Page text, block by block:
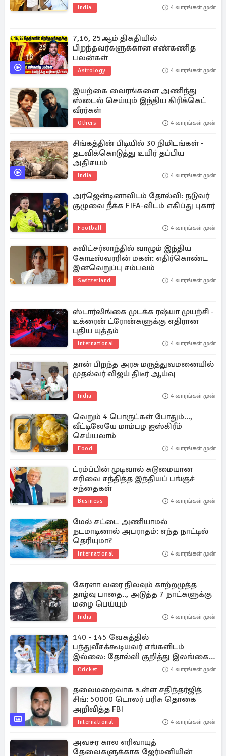
India 4 வாரங்கள் முன்
7,16, 25ஆம் திகதியில்
பிறந்தவர்களுக்கான எண்கணித
பலன்கள்
Astrology 4 வாரங்கள் முன்
இயற்கை வைரங்களை அணிந்து
ஸ்டைல் செய்யும் இந்திய கிரிக்கெட்
வீரர்கள்
Others 4 வாரங்கள் முன்
சிங்கத்தின் பிடியில் 30 நிமிடங்கள் -
தடவிக்கொடுத்து உயிர் தப்பிய
அதிசயம்
India 4 வாரங்கள் முன்
அர்ஜென்டினாவிடம் தோல்வி: நடுவர்
குழுவை நீக்க FIFA-விடம் எகிப்து புகார்
Football 4 வாரங்கள் முன்
சுவிட்சர்லாந்தில் வாழும் இந்திய
கோடீஸ்வரரின் மகள்: எதிர்கொண்ட
இனவெறுப்பு சம்பவம்
Switzerland 4 வாரங்கள் முன்
ஸ்டார்லிங்கை முடக்க ரஷ்யா முயற்சி -
உக்ரைன் ட்ரோன்களுக்கு எதிரான
புதிய யுத்தம்
International 4 வாரங்கள் முன்
தான் பிறந்த அரசு மருத்துவமனையில்
முதல்வர் விஜய் திடீர் ஆய்வு
India 4 வாரங்கள் முன்
வெறும் 4 பொருட்கள் போதும்...,
வீட்டிலேயே மாம்பழ ஐஸ்கிரீம்
செய்யலாம்
Food 4 வாரங்கள் முன்
ட்ரம்ப்பின் முடிவால் கடுமையான
சரிவை சந்தித்த இந்தியப் பங்குச்
சந்தைகள்
Business 4 வாரங்கள் முன்
மேல் சட்டை அணியாமல்
நடமாடினால் அபராதம்: எந்த நாட்டில்
தெரியுமா?
International 4 வாரங்கள் முன்
கேரளா வரை நிலவும் காற்றழுத்த
தாழ்வு பாதை.., அடுத்த 7 நாட்களுக்கு
மழை பெய்யும்
India 4 வாரங்கள் முன்
140 - 145 வேகத்தில்
பந்துவீசக்கூடியவர் எங்களிடம்
இல்லை: தோல்வி குறித்து இலங்கை
கேப்டன்
Cricket 4 வாரங்கள் முன்
தலைமறைவாக உள்ள சதிந்தர்ஜித்
சிங்: 50000 டொலர் பரிசு தொகை
அறிவித்த FBI
International 4 வாரங்கள் முன்
அவசர கால எரிவாயுத்
தேவைகளுக்காக ஜேர்மனியின்